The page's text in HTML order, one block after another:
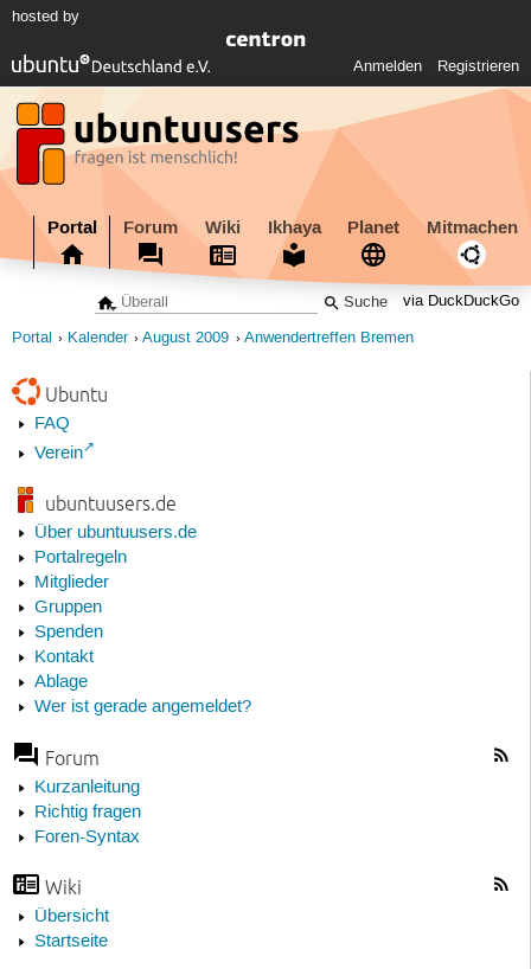
hosted by
Anmelden Registrieren
Portal Forum Wiki Ikhaya Planet Mitmachen
via DuckDuckGo
Portal Kalender August 2009 Anwendertreffen Bremen
Ubuntu
FAQ
Verein
ubuntuusers.de
Über ubuntuusers.de
Portalregeln
Mitglieder
Gruppen
Spenden
Kontakt
Ablage
Wer ist gerade angemeldet?
Forum
Kurzanleitung
Richtig fragen
Foren-Syntax
Wiki
Übersicht
Startseite